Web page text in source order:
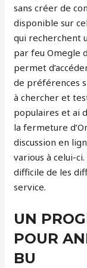
sans créer de
disponible sur
qui recherchent
par feu Omegle
permet
de préférences
à chercher et
populaires et ai
la fermeture
discussion en
various à celui-
difficile de les
service.
UN
POUR
BU